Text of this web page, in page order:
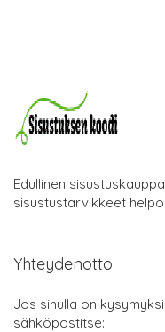
Edullinen
sisustustarvikkeet
Yhteydenotto
Jos sinulla on
sähköpostitse: